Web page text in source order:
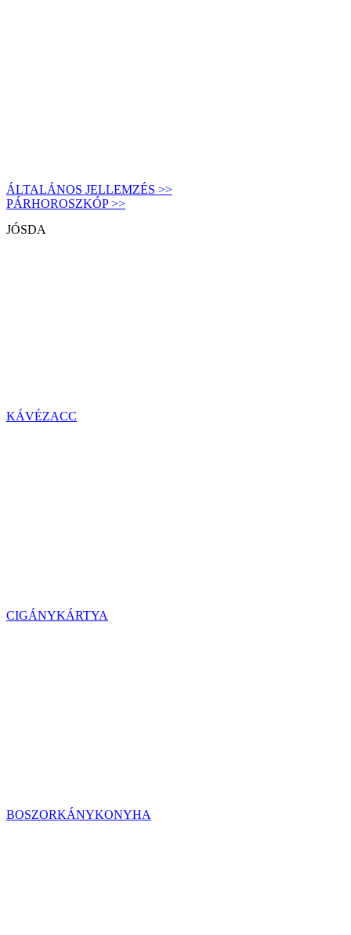
ÁLTALÁNOS JELLEMZÉS >>
PÁRHOROSZKÓP >>
JÓSDA
KÁVÉZACC
CIGÁNYKÁRTYA
BOSZORKÁNYKONYHA